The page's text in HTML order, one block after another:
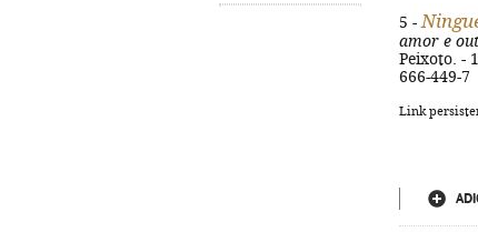
5 -
amor e
Peixoto. -
666-449-7
Link